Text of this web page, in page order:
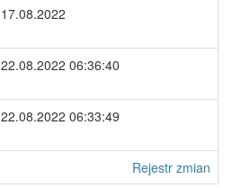
17.08.2022
22.08.2022 06:36:40
22.08.2022 06:33:49
Rejestr zmian